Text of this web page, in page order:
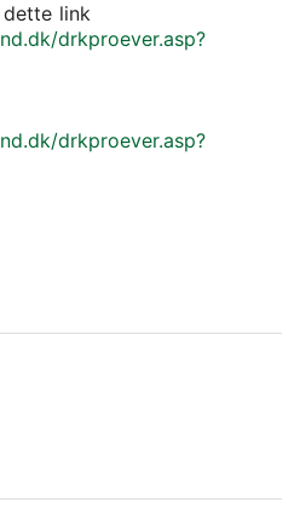
link
drkproever.asp?
drkproever.asp?